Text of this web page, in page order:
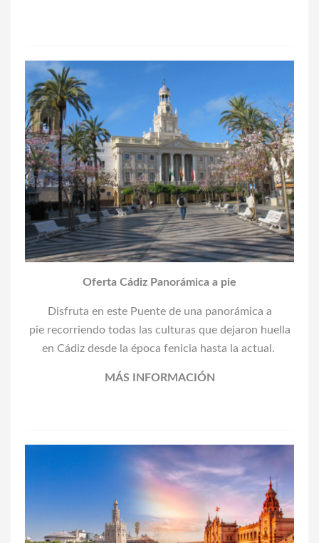
Oferta Cádiz Panorámica a pie
Disfruta en este Puente de una panorámica a
pie recorriendo todas las culturas que dejaron huella
en Cádiz desde la época fenicia hasta la actual.
MÁS INFORMACIÓN